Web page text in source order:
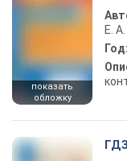
показать
обложку
Е.
Год: